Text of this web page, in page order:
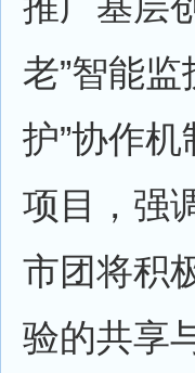
老”智能
护”协作
项目，强
市团将积
验的共享